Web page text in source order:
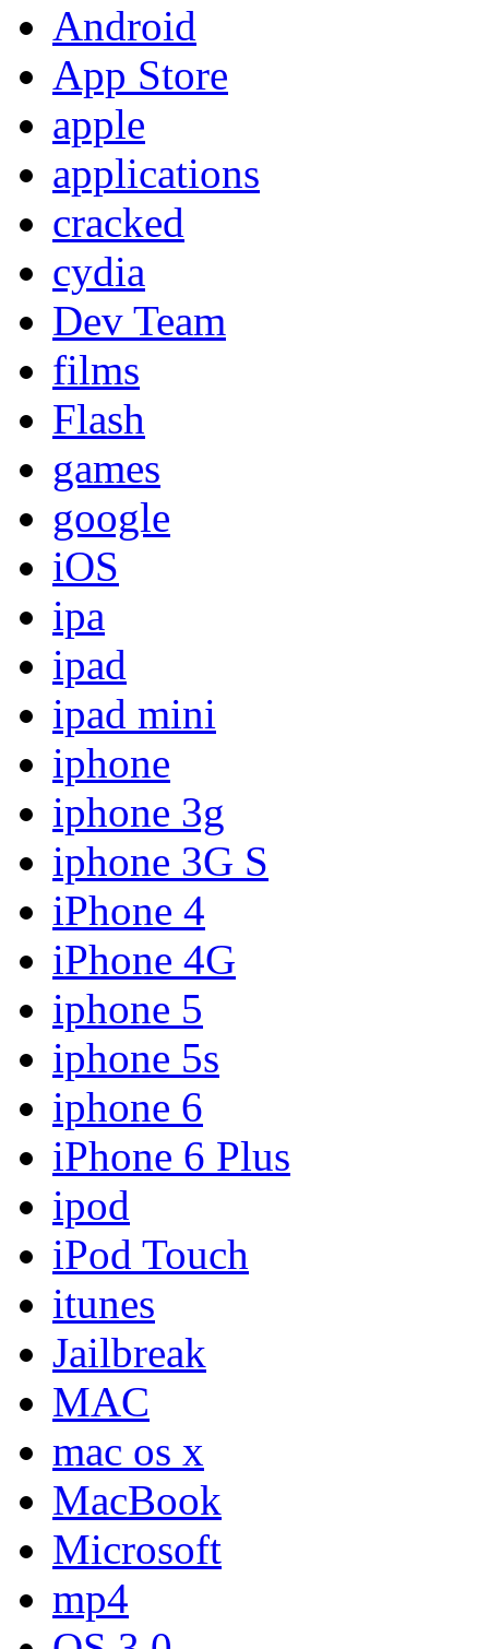
Android
App Store
apple
applications
cracked
cydia
Dev Team
films
Flash
games
google
iOS
ipa
ipad
ipad mini
iphone
iphone 3g
iphone 3G S
iPhone 4
iPhone 4G
iphone 5
iphone 5s
iphone 6
iPhone 6 Plus
ipod
iPod Touch
itunes
Jailbreak
MAC
mac os x
MacBook
Microsoft
mp4